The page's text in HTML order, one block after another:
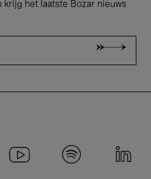
krijg het laatste Bozar nieuws